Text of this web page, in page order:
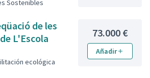
Sostenibles
de les
L'Escola
ecológica
73.000 €
Añadir